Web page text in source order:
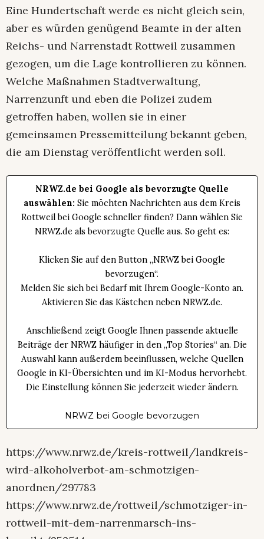
Eine Hundertschaft werde es nicht gleich sein,
aber es würden genügend Beamte in der alten
Reichs- und Narrenstadt Rottweil zusammen
gezogen, um die Lage kontrollieren zu können.
Welche Maßnahmen Stadtverwaltung,
Narrenzunft und eben die Polizei zudem
getroffen haben, wollen sie in einer
gemeinsamen Pressemitteilung bekannt geben,
die am Dienstag veröffentlicht werden soll.
NRWZ.de bei Google als bevorzugte Quelle
auswählen: Sie möchten Nachrichten aus dem Kreis
Rottweil bei Google schneller finden? Dann wählen Sie
NRWZ.de als bevorzugte Quelle aus. So geht es:
Klicken Sie auf den Button „NRWZ bei Google
bevorzugen“.
Melden Sie sich bei Bedarf mit Ihrem Google-Konto an.
Aktivieren Sie das Kästchen neben NRWZ.de.
Anschließend zeigt Google Ihnen passende aktuelle
Beiträge der NRWZ häufiger in den „Top Stories“ an. Die
Auswahl kann außerdem beeinflussen, welche Quellen
Google in KI-Übersichten und im KI-Modus hervorhebt.
Die Einstellung können Sie jederzeit wieder ändern.
NRWZ bei Google bevorzugen
https://www.nrwz.de/kreis-rottweil/landkreis-
wird-alkoholverbot-am-schmotzigen-
anordnen/297783
https://www.nrwz.de/rottweil/schmotziger-in-
rottweil-mit-dem-narrenmarsch-ins-